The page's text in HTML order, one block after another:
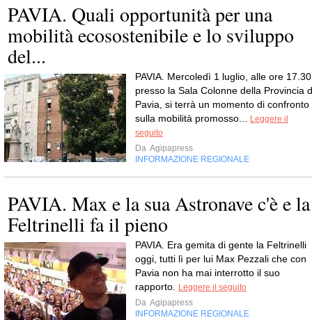
PAVIA. Quali opportunità per una
mobilità ecosostenibile e lo sviluppo
del...
PAVIA. Mercoledì 1 luglio, alle ore
presso la Sala Colonne della Provincia
Pavia, si terrà un momento di confronto
sulla mobilità promosso...
Leggere il
seguito
Da Agipapress
INFORMAZIONE REGIONALE
PAVIA. Max e la sua Astronave c'è e la
Feltrinelli fa il pieno
PAVIA. Era gemita di gente la Feltrinelli
oggi, tutti lì per lui Max Pezzali che con
Pavia non ha mai interrotto il suo
rapporto.
Leggere il seguito
Da Agipapress
INFORMAZIONE REGIONALE